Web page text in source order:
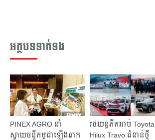
អត្ថបទទាក់ទង
PINEX AGRO នាំ​
ស្វាយចន្ទី​កម្ពុជា​ឡើង​ឆាក​
រថយន្តភីកអាប់ Toyota
Hilux Travo ជំនាន់ថ្មី